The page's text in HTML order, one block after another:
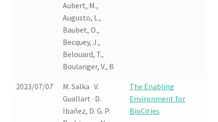
Aubert, M.,
Augusto, L.,
Baubet, O.,
Becquey, J.,
Belouard, T.,
Boulanger, V., B
2023/07/07
M. Salka · V.
Guallart · D.
Ibañez, D. G. P.
The Enabling
Environment for
BioCities